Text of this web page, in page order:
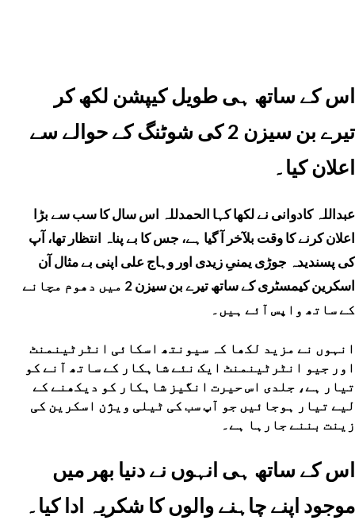
اس کے ساتھ ہی طویل کیپشن لکھ کر
تیرے بن سیزن 2 کی شوٹنگ کے حوالے سے
اعلان کیا۔
عبداللہ کادوانی نے لکھا کہا الحمدللہ اس سال کا سب سے بڑا
اعلان کرنے کا وقت بلآخر آ گیا ہے، جس کا بے پناہ انتظار تھا، آپ
کی پسندیدہ جوڑی یمنیِ زیدی اور وہاج علی اپنی بے مثال آن
اسکرین کیمسٹری کے ساتھ تیرے بن سیزن 2 میں دھوم مچانے
کے ساتھ واپس آئے ہیں۔
انہوں نے مزید لکھا کہ سیونتھ اسکائی انٹرٹینمنٹ
اور جیو انٹرٹینمنٹ ایک نئے شاہکار کے ساتھ آنے کو
تیار ہے، جلدی اس حیرت انگیز شاہکار کو دیکھنے کے
لیے تیار ہوجائیں جو آپ سب کی ٹیلی ویژن اسکرین کی
زینت بننے جارہا ہے۔
اس کے ساتھ ہی انہوں نے دنیا بھر میں
موجود اپنے چاہنے والوں کا شکریہ ادا کیا۔